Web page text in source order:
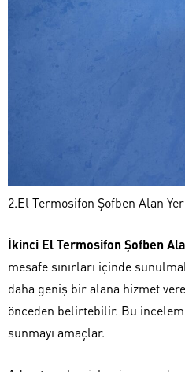
2.El Termosifon Şofben Alan
İkinci El Termosifon Şofben
mesafe sınırları içinde
daha geniş bir alana hizmet
önceden belirtebilir. Bu
sunmayı amaçlar.